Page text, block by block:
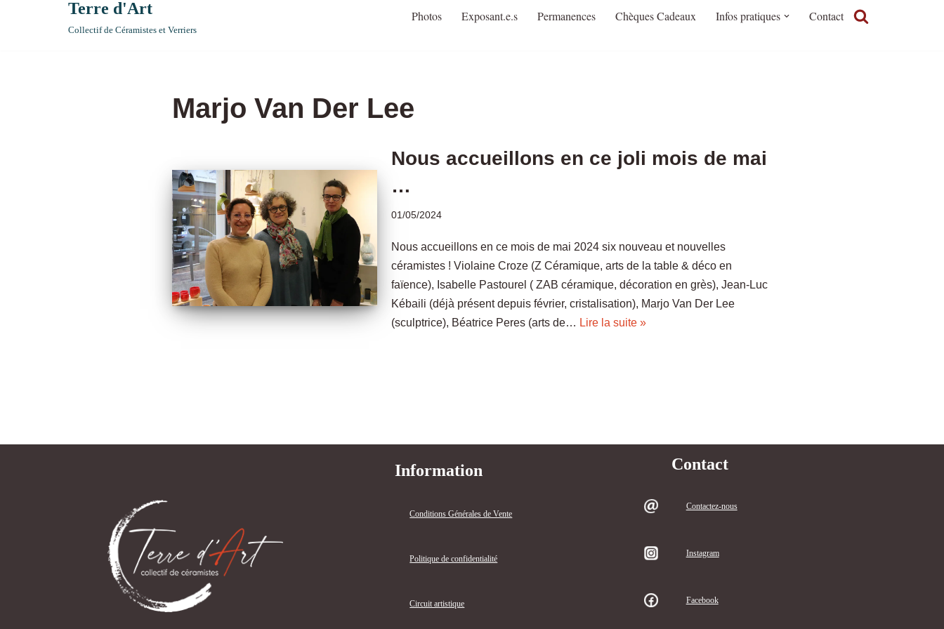
Terre d'Art
Collectif de Céramistes et Verriers
Photos Exposant.e.s Permanences Chèques Cadeaux Infos pratiques Contact
Marjo Van Der Lee
Nous accueillons en ce joli mois de mai
…
01/05/2024
Nous accueillons en ce mois de mai 2024 six nouveau et nouvelles
céramistes ! Violaine Croze (Z Céramique, arts de la table & déco en
faïence), Isabelle Pastourel ( ZAB céramique, décoration en grès), Jean-Luc
Kébaili (déjà présent depuis février, cristalisation), Marjo Van Der Lee
(sculptrice), Béatrice Peres (arts de… Lire la suite »
Information
Conditions Générales de Vente
Politique de confidentialité
Circuit artistique
Contact
Contactez-nous
Instagram
Facebook